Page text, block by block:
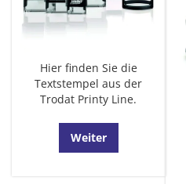
Hier finden Sie die
Textstempel aus der
Trodat Printy Line.
Weiter